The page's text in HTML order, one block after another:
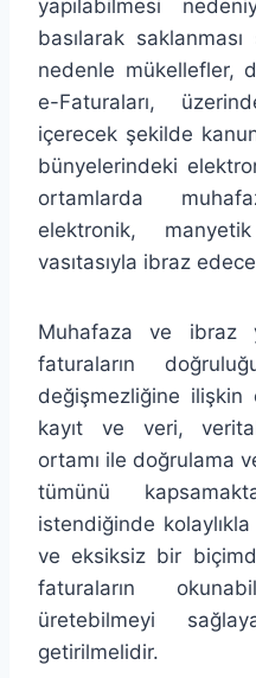
yapılabilmesi
basılarak
nedenle mükellefler,
e-Faturaları,
içerecek şekilde
bünyelerindeki
ortamlarda
elektronik,
vasıtasıyla ibraz
Muhafaza ve ibraz
faturaların
değişmezliğine
kayıt ve veri,
ortamı ile doğrulama
tümünü
istendiğinde
ve eksiksiz bir
faturaların
üretebilmeyi
getirilmelidir.